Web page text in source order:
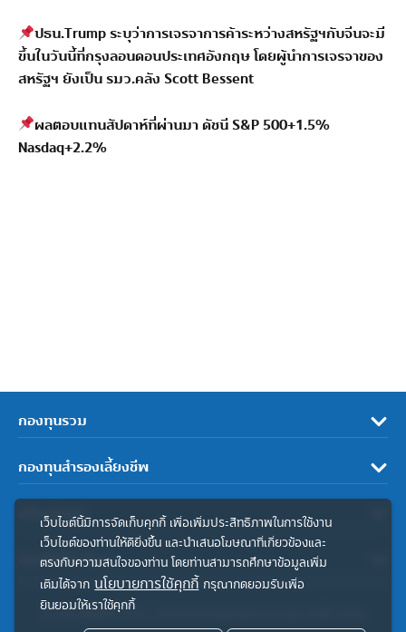
ปธน.Trumpระบุว่าการเจรจาการค้าระหว่างสหรัฐฯกับจีนจะมี
ขึ้นในวันนี้ที่กรุงลอนดอนประเทศอังกฤษ โดยผู้นำการเจรจาของ
สหรัฐฯ ยังเป็น รมว.คลัง Scott Bessent
ผลตอบแทนสัปดาห์ที่ผ่านมา ดัชนีS&P 500+1.5%
Nasdaq+2.2%
กองทุนรวม
กองทุนสำรองเลี้ยงชีพ
เกี่ยวกับเรา
ลิงค์ที่เกี่ยวข้อง
© สงวนลิขสิทธิ์ 2567 บริษัทหลักทรัพย์จัดการกองทุน ทิสโก้ จำกัด
เว็บไซต์นี้มีการจัดเก็บคุกกี้ เพื่อเพิ่มประสิทธิภาพในการใช้งาน
เว็บไซต์ของท่านให้ดียิ่งขึ้น และนำเสนอโฆษณาที่เกี่ยวข้องและ
ตรงกับความสนใจของท่าน โดยท่านสามารถศึกษาข้อมูลเพิ่ม
เติมได้จาก นโยบายการใช้คุกกี้ กรุณากดยอมรับเพื่อ
ยินยอมให้เราใช้คุกกี้